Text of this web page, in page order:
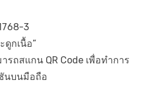
3
ดูกเนื้อ”
รถสแกน QR Code เพื่อทำการ
นบนมือถือ